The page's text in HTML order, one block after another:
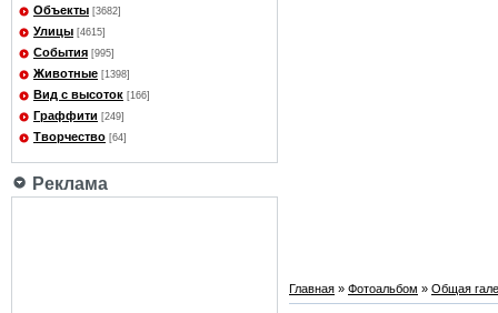
Объекты [3682]
Улицы [4615]
События [995]
Животные [1398]
Вид с высоток [166]
Граффити [249]
Творчество [64]
Реклама
Главная » Фотоальбом » Общая